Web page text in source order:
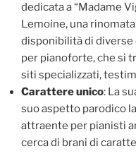
dedicata a “Madame
Lemoine, una
disponibilità di
per pianoforte, che si
siti specializzati,
Carattere unico: La
suo aspetto parodico
attraente per pianisti
cerca di brani di